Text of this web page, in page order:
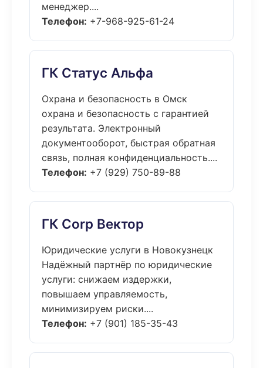
менеджер....
Телефон: +7-968-925-61-24
ГК Статус Альфа
Охрана и безопасность в Омск
охрана и безопасность с гарантией
результата. Электронный
документооборот, быстрая обратная
связь, полная конфиденциальность....
Телефон: +7 (929) 750-89-88
ГК Corp Вектор
Юридические услуги в Новокузнецк
Надёжный партнёр по юридические
услуги: снижаем издержки,
повышаем управляемость,
минимизируем риски....
Телефон: +7 (901) 185-35-43